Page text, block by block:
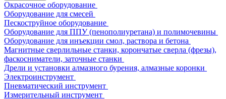
Окрасочное оборудование
Оборудование для смесей
Пескоструйное оборудование
Оборудование для ППУ (пенополиуретана) и полимочевины
Оборудование для инъекции смол, раствора и бетона
Магнитные сверлильные станки, корончатые сверла (фрезы),
фаскосниматели, заточные станки
Дрели и установки алмазного бурения, алмазные коронки
Электроинструмент
Пневматический инструмент
Измерительный инструмент